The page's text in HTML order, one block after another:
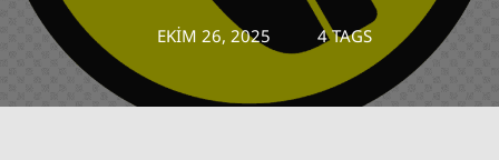
EKIM 26, 2025 4 TAGS